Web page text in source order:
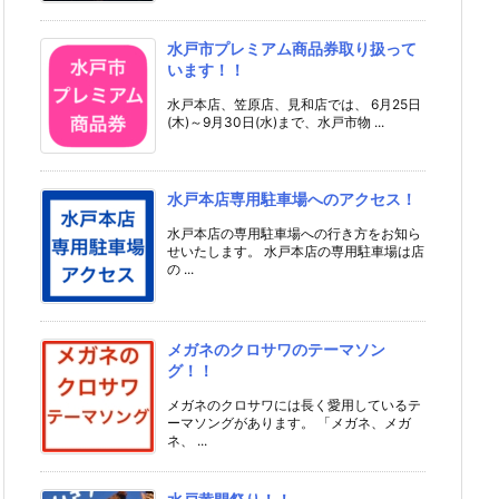
水戸市プレミアム商品券取り扱って
います！！
水戸本店、笠原店、見和店では、 6月25日
(木)～9月30日(水)まで、水戸市物 ...
水戸本店専用駐車場へのアクセス！
水戸本店の専用駐車場への行き方をお知ら
せいたします。 水戸本店の専用駐車場は店
の ...
メガネのクロサワのテーマソン
グ！！
メガネのクロサワには長く愛用しているテ
ーマソングがあります。 「メガネ、メガ
ネ、 ...